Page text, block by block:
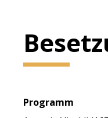
Programm